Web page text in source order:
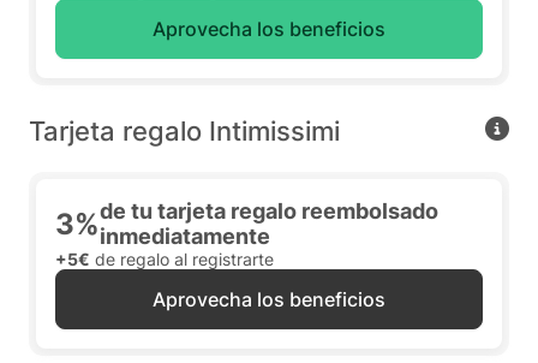
Aprovecha los beneficios
Tarjeta regalo Intimissimi
3%de tu tarjeta regalo reembolsado
inmediatamente
+5€ de regalo al registrarte
Aprovecha los beneficios